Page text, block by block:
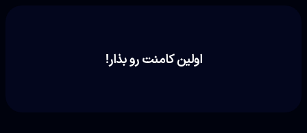
اولین کامنت رو بذار!